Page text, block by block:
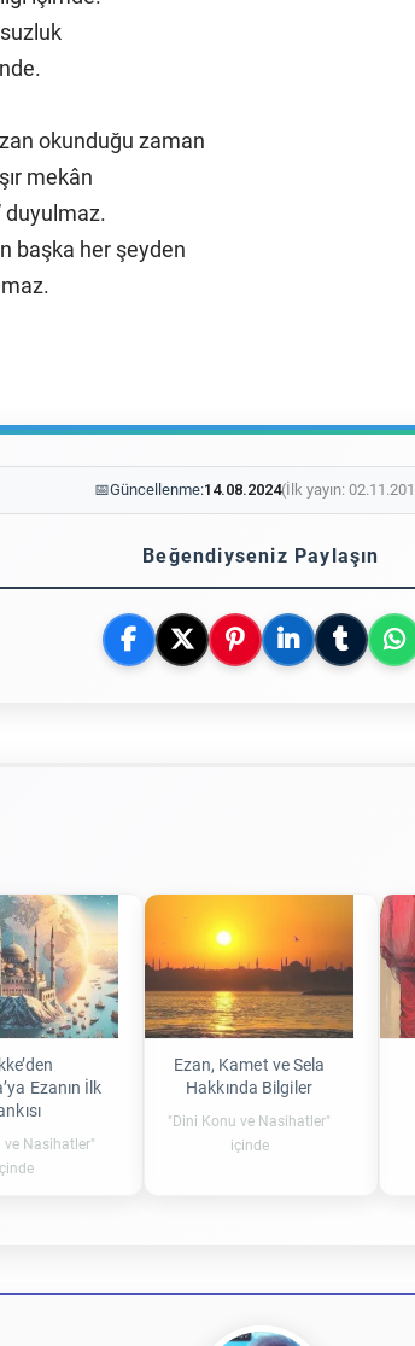
okunduğu zaman
mekân
duyulmaz.
başka her şeyden
📅Güncellenme:14.08.2024(İlk yayın:
Beğendiyseniz Paylaşın
Ezanın İlk
ve Nasihatler"
Ezan, Kamet ve Sela
Hakkında Bilgiler
"Dini Konu ve Nasihatler"
içinde